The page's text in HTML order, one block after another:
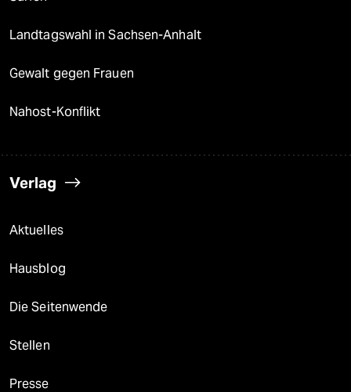
Landtagswahl in Sachsen-Anhalt
Gewalt gegen Frauen
Nahost-Konflikt
Verlag
Aktuelles
Hausblog
Die Seitenwende
Stellen
Presse